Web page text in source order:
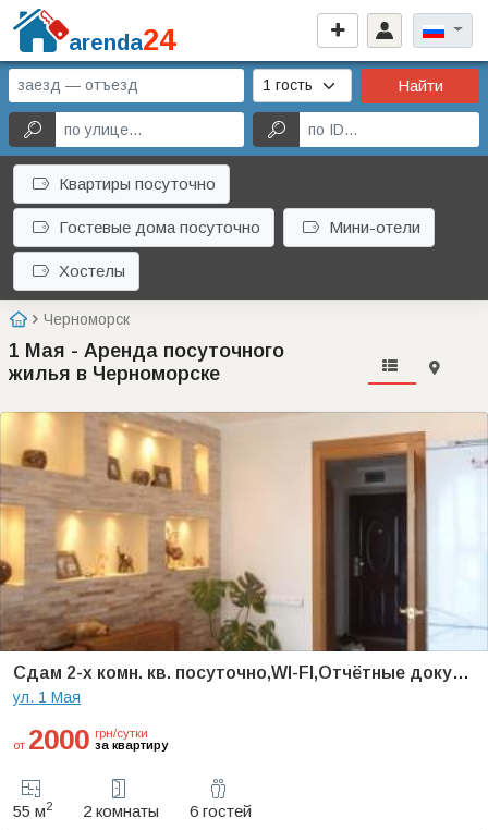
arenda24
Найти
Квартиры посуточно
Гостевые дома посуточно Мини-отели
Хостелы
Черноморск
1 Мая - Аренда посуточного
жилья в Черноморске
Cдам 2-х комн. кв. посуточно,WI-FI,Отчётные документы, в г. Ильичевске
ул. 1 Мая
от 2000 грн/сутки
за квартиру
55 м2 2 комнаты 6 гостей